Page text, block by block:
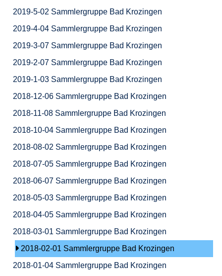
2019-5-02 Sammlergruppe Bad Krozingen
2019-4-04 Sammlergruppe Bad Krozingen
2019-3-07 Sammlergruppe Bad Krozingen
2019-2-07 Sammlergruppe Bad Krozingen
2019-1-03 Sammlergruppe Bad Krozingen
2018-12-06 Sammlergruppe Bad Krozingen
2018-11-08 Sammlergruppe Bad Krozingen
2018-10-04 Sammlergruppe Bad Krozingen
2018-08-02 Sammlergruppe Bad Krozingen
2018-07-05 Sammlergruppe Bad Krozingen
2018-06-07 Sammlergruppe Bad Krozingen
2018-05-03 Sammlergruppe Bad Krozingen
2018-04-05 Sammlergruppe Bad Krozingen
2018-03-01 Sammlergruppe Bad Krozingen
2018-02-01 Sammlergruppe Bad Krozingen
2018-01-04 Sammlergruppe Bad Krozingen